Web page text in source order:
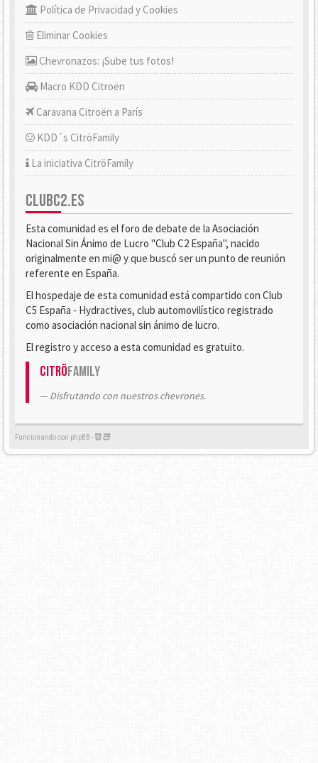
Política de Privacidad y Cookies
Eliminar Cookies
Chevronazos: ¡Sube tus fotos!
Macro KDD Citroën
Caravana Citroën a París
KDD´s CitröFamily
La iniciativa CitröFamily
CLUBC2.ES
Esta comunidad es el foro de debate de la Asociación
Nacional Sin Ánimo de Lucro "Club C2 España", nacido
originalmente en mi@ y que buscó ser un punto de reunión
referente en España.
El hospedaje de esta comunidad está compartido con Club
C5 España - Hydractives, club automovilístico registrado
como asociación nacional sin ánimo de lucro.
El registro y acceso a esta comunidad es gratuito.
CitröFamily
Disfrutando con nuestros chevrones.
Funcionando con phpBB -